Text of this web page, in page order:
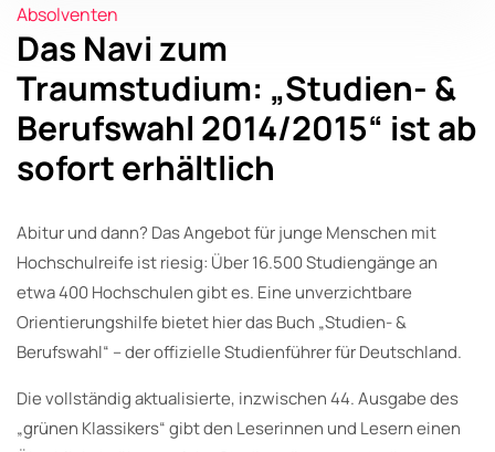
Absolventen
Das Navi zum
Traumstudium: „Studien- &
Berufswahl 2014/2015“ ist ab
sofort erhältlich
Abitur und dann? Das Angebot für junge Menschen mit
Hochschulreife ist riesig: Über 16.500 Studiengänge an
etwa 400 Hochschulen gibt es. Eine unverzichtbare
Orientierungshilfe bietet hier das Buch „Studien- &
Berufswahl“ – der offizielle Studienführer für Deutschland.
Die vollständig aktualisierte, inzwischen 44. Ausgabe des
„grünen Klassikers“ gibt den Leserinnen und Lesern einen